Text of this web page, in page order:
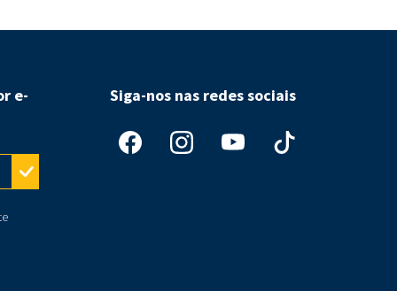
e- Siga-nos nas redes sociais